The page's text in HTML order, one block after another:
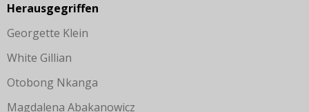
Herausgegriffen
Georgette Klein
White Gillian
Otobong Nkanga
Magdalena Abakanowicz